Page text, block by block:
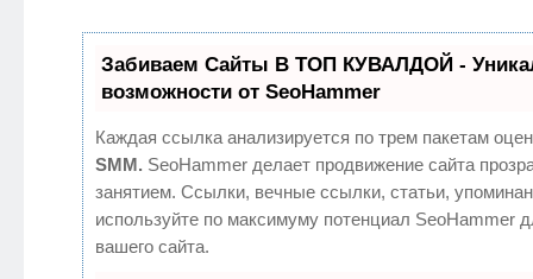
Забиваем Сайты В ТОП КУВАЛДОЙ -
возможности от SeoHammer
Каждая ссылка анализируется по трем пакетам
SMM. SeoHammer делает продвижение сайта
занятием. Ссылки, вечные ссылки, статьи,
используйте по максимуму потенциал SeoHammer
вашего сайта.